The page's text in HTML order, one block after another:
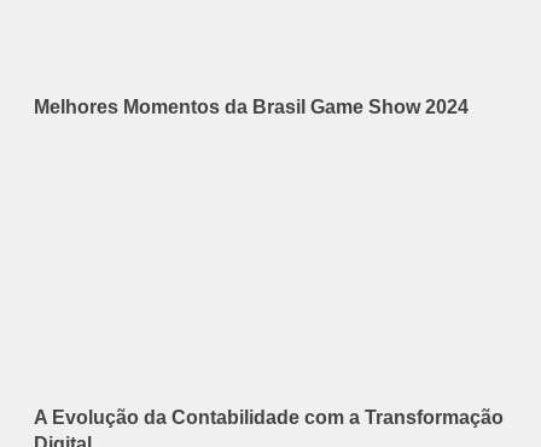
Melhores Momentos da Brasil Game Show 2024
A Evolução da Contabilidade com a Transformação